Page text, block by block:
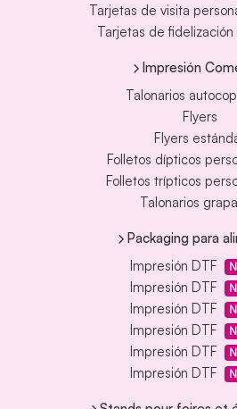
Tarjetas de visita
Tarjetas de
Impresión
Talonarios
Flyers
Flyers
Folletos dípticos
Folletos trípticos
Talonarios
Packaging para
Impresión DTF
Impresión DTF
Impresión DTF
Impresión DTF
Impresión DTF
Impresión DTF